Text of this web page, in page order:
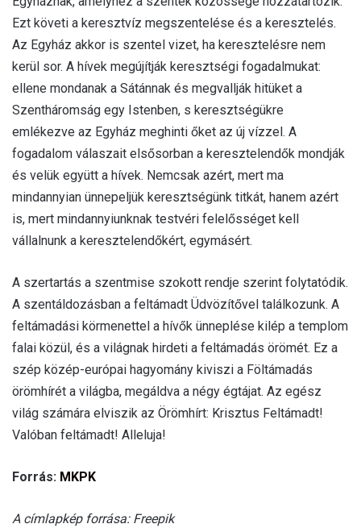
Ezt követi a keresztvíz megszentelése és a keresztelés.
Az Egyház akkor is szentel vizet, ha keresztelésre nem
kerül sor. A hívek megújítják keresztségi fogadalmukat:
ellene mondanak a Sátánnak és megvallják hitüket a
Szentháromság egy Istenben, s keresztségükre
emlékezve az Egyház meghinti őket az új vízzel. A
fogadalom válaszait elsősorban a keresztelendők mondják
és velük együtt a hívek. Nemcsak azért, mert ma
mindannyian ünnepeljük keresztségünk titkát, hanem azért
is, mert mindannyiunknak testvéri felelősséget kell
vállalnunk a keresztelendőkért, egymásért.
A szertartás a szentmise szokott rendje szerint folytatódik.
A szentáldozásban a feltámadt Üdvözítővel találkozunk. A
feltámadási körmenettel a hívők ünneplése kilép a templom
falai közül, és a világnak hirdeti a feltámadás örömét. Ez a
szép közép-európai hagyomány kiviszi a Föltámadás
örömhírét a világba, megáldva a négy égtájat. Az egész
világ számára elviszik az Örömhírt: Krisztus Feltámadt!
Valóban feltámadt! Alleluja!
Forrás: MKPK
A címlapkép forrása: Freepik